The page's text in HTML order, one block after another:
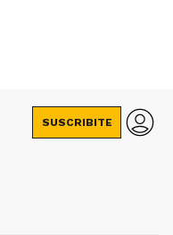
SUSCRIBITE